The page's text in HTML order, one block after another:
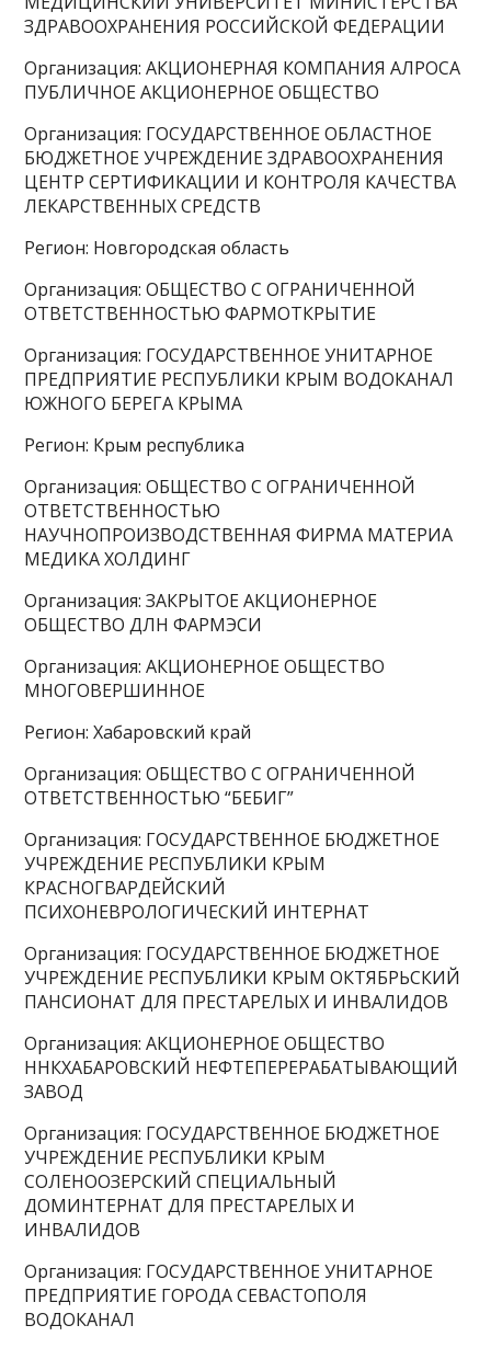
ЗДРАВООХРАНЕНИЯ РОССИЙСКОЙ ФЕДЕРАЦИИ
Организация: АКЦИОНЕРНАЯ КОМПАНИЯ АЛРОСА
ПУБЛИЧНОЕ АКЦИОНЕРНОЕ ОБЩЕСТВО
Организация: ГОСУДАРСТВЕННОЕ ОБЛАСТНОЕ
БЮДЖЕТНОЕ УЧРЕЖДЕНИЕ ЗДРАВООХРАНЕНИЯ
ЦЕНТР СЕРТИФИКАЦИИ И КОНТРОЛЯ КАЧЕСТВА
ЛЕКАРСТВЕННЫХ СРЕДСТВ
Регион: Новгородская область
Организация: ОБЩЕСТВО С ОГРАНИЧЕННОЙ
ОТВЕТСТВЕННОСТЬЮ ФАРМОТКРЫТИЕ
Организация: ГОСУДАРСТВЕННОЕ УНИТАРНОЕ
ПРЕДПРИЯТИЕ РЕСПУБЛИКИ КРЫМ ВОДОКАНАЛ
ЮЖНОГО БЕРЕГА КРЫМА
Регион: Крым республика
Организация: ОБЩЕСТВО С ОГРАНИЧЕННОЙ
ОТВЕТСТВЕННОСТЬЮ
НАУЧНОПРОИЗВОДСТВЕННАЯ ФИРМА МАТЕРИА
МЕДИКА ХОЛДИНГ
Организация: ЗАКРЫТОЕ АКЦИОНЕРНОЕ
ОБЩЕСТВО ДЛН ФАРМЭСИ
Организация: АКЦИОНЕРНОЕ ОБЩЕСТВО
МНОГОВЕРШИННОЕ
Регион: Хабаровский край
Организация: ОБЩЕСТВО С ОГРАНИЧЕННОЙ
ОТВЕТСТВЕННОСТЬЮ “БЕБИГ”
Организация: ГОСУДАРСТВЕННОЕ БЮДЖЕТНОЕ
УЧРЕЖДЕНИЕ РЕСПУБЛИКИ КРЫМ
КРАСНОГВАРДЕЙСКИЙ
ПСИХОНЕВРОЛОГИЧЕСКИЙ ИНТЕРНАТ
Организация: ГОСУДАРСТВЕННОЕ БЮДЖЕТНОЕ
УЧРЕЖДЕНИЕ РЕСПУБЛИКИ КРЫМ ОКТЯБРЬСКИЙ
ПАНСИОНАТ ДЛЯ ПРЕСТАРЕЛЫХ И ИНВАЛИДОВ
Организация: АКЦИОНЕРНОЕ ОБЩЕСТВО
ННКХАБАРОВСКИЙ НЕФТЕПЕРЕРАБАТЫВАЮЩИЙ
ЗАВОД
Организация: ГОСУДАРСТВЕННОЕ БЮДЖЕТНОЕ
УЧРЕЖДЕНИЕ РЕСПУБЛИКИ КРЫМ
СОЛЕНООЗЕРСКИЙ СПЕЦИАЛЬНЫЙ
ДОМИНТЕРНАТ ДЛЯ ПРЕСТАРЕЛЫХ И
ИНВАЛИДОВ
Организация: ГОСУДАРСТВЕННОЕ УНИТАРНОЕ
ПРЕДПРИЯТИЕ ГОРОДА СЕВАСТОПОЛЯ
ВОДОКАНАЛ